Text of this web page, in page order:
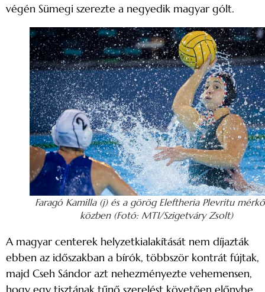
végén Sümegi szerezte a negyedik magyar gólt.
Faragó Kamilla (j) és a görög Eleftheria Plevritu
közben (Fotó: MTI/Szigetváry Zsolt)
A magyar centerek helyzetkialakítását nem díjazták
ebben az időszakban a bírók, többször kontrát fújtak,
majd Cseh Sándor azt nehezményezte vehemensen,